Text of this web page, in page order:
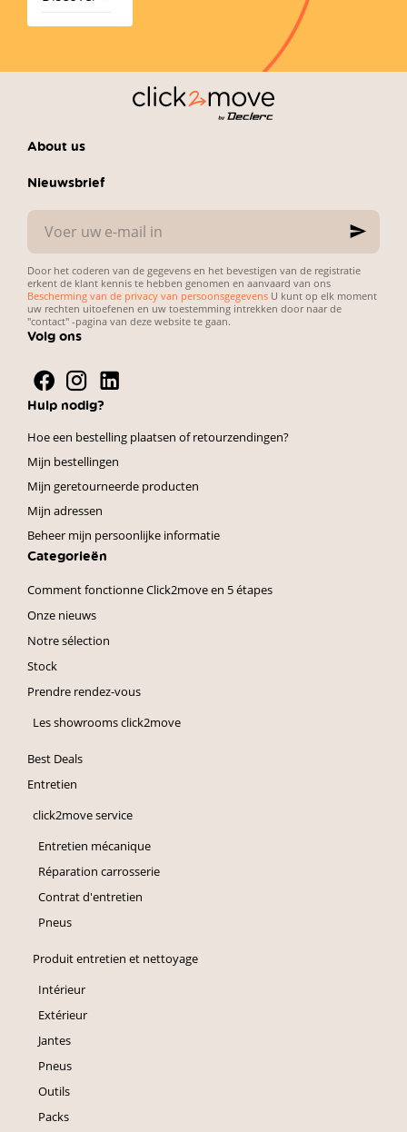
avec les
chiffons
Nieuwsbrief
Voer
e-
mail
in
Door het coderen van de gegevens en het bevestigen van de registratie
erkent de klant kennis te hebben genomen en aanvaard van ons
Bescherming van de privacy van persoonsgegevens U kunt op elk moment
uw rechten uitoefenen en uw toestemming intrekken door naar de
"contact" -pagina van deze website te gaan.
About us
Volg ons
Hulp nodig?
Hoe een bestelling plaatsen of retourzendingen?
Mijn bestellingen
Mijn geretourneerde producten
Mijn adressen
Beheer mijn persoonlijke informatie
Categorieën
Comment fonctionne Click2move en 5 étapes
Onze nieuws
Notre sélection
Stock
Prendre rendez-vous
Les showrooms click2move
Best Deals
Entretien
click2move service
Entretien mécanique
Réparation carrosserie
Contrat d'entretien
Pneus
Produit entretien et nettoyage
Intérieur
Extérieur
Jantes
Pneus
Outils
Packs